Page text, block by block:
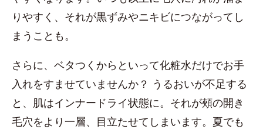
りやすく、それが黒ずみやニキビにつながってし
まうことも。
さらに、ベタつくからといって化粧水だけでお手
入れをすませていませんか？ うるおいが不足する
と、肌はインナードライ状態に。それが頰の開き
毛穴をより一層、目立たせてしまいます。夏でも